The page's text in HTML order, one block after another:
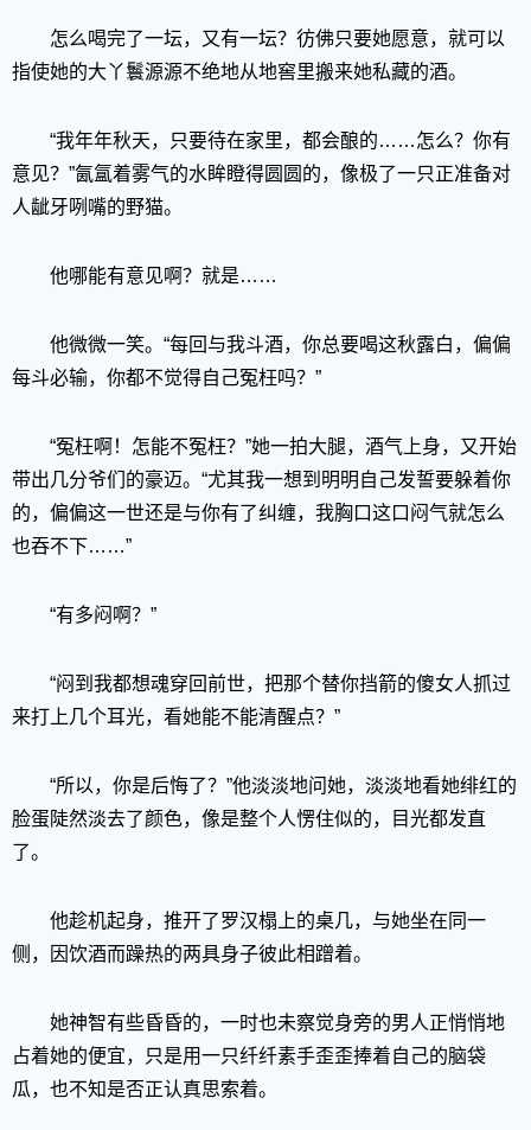
怎么喝完了一坛，又有一坛？彷佛只要她愿意，就可以
指使她的大丫鬟源源不绝地从地窖里搬来她私藏的酒。
“我年年秋天，只要待在家里，都会酿的……怎么？你有
意见？”氤氲着雾气的水眸瞪得圆圆的，像极了一只正准备对
人龇牙咧嘴的野猫。
他哪能有意见啊？就是……
他微微一笑。“每回与我斗酒，你总要喝这秋露白，偏偏
每斗必输，你都不觉得自己冤枉吗？”
“冤枉啊！怎能不冤枉？”她一拍大腿，酒气上身，又开始
带出几分爷们的豪迈。“尤其我一想到明明自己发誓要躲着你
的，偏偏这一世还是与你有了纠缠，我胸口这口闷气就怎么
也吞不下……”
“有多闷啊？”
“闷到我都想魂穿回前世，把那个替你挡箭的傻女人抓过
来打上几个耳光，看她能不能清醒点？”
“所以，你是后悔了？”他淡淡地问她，淡淡地看她绯红的
脸蛋陡然淡去了颜色，像是整个人愣住似的，目光都发直
了。
他趁机起身，推开了罗汉榻上的桌几，与她坐在同一
侧，因饮酒而躁热的两具身子彼此相蹭着。
她神智有些昏昏的，一时也未察觉身旁的男人正悄悄地
占着她的便宜，只是用一只纤纤素手歪歪捧着自己的脑袋
瓜，也不知是否正认真思索着。